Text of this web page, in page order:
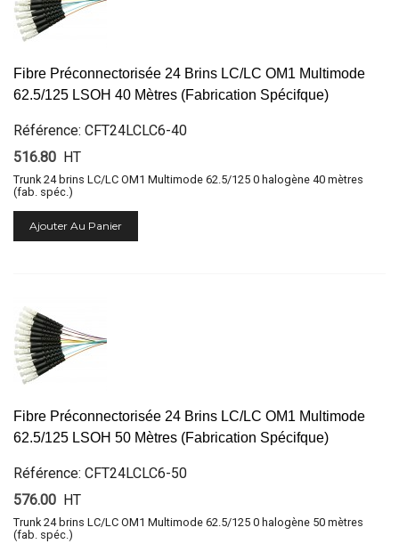
Fibre Préconnectorisée 24 Brins LC/LC OM1 Multimode
62.5/125 LSOH 40 Mètres (Fabrication Spécifque)
Référence: CFT24LCLC6-40
516.80 HT
Trunk 24 brins LC/LC OM1 Multimode 62.5/125 0 halogène 40 mètres
(fab. spéc.)
Ajouter Au Panier
Fibre Préconnectorisée 24 Brins LC/LC OM1 Multimode
62.5/125 LSOH 50 Mètres (Fabrication Spécifque)
Référence: CFT24LCLC6-50
576.00 HT
Trunk 24 brins LC/LC OM1 Multimode 62.5/125 0 halogène 50 mètres
(fab. spéc.)